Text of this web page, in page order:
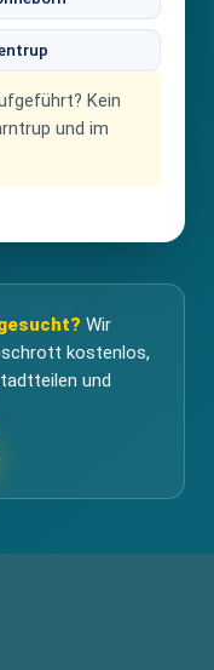
Kein
und im
Wir
kostenlos,
und